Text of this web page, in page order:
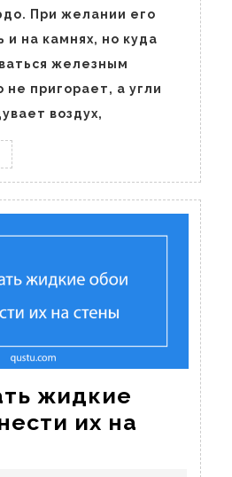
При желании его
на камнях, но куда
железным
не пригорает, а угли
воздух,
жидкие
их на